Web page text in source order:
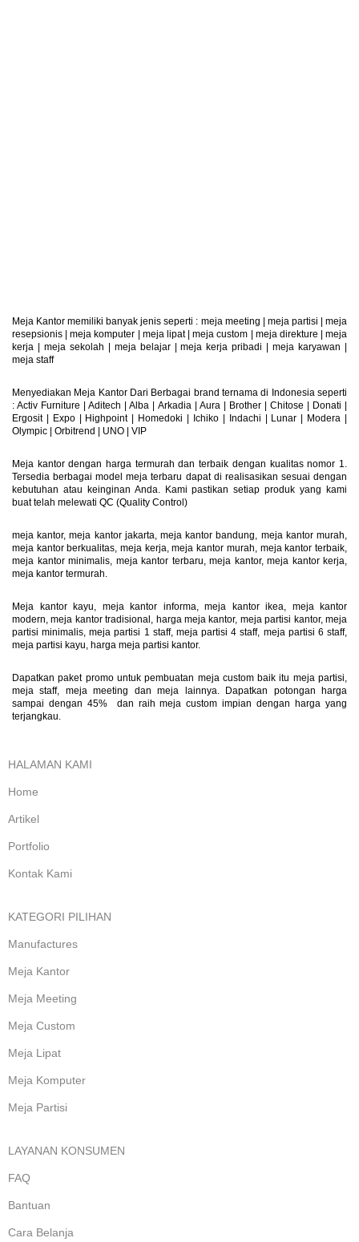
Meja Kantor memiliki banyak jenis seperti : meja meeting meja partisi |meja
resepsionis |meja komputer meja lipat|meja custom meja direkture |meja
kerja
meja sekolah meja belajar|meja kerja pribadi |meja karyawan
meja staff
Menyediakan Meja Kantor Dari Berbagai brand ternama di Indonesia seperti
: Activ Furniture |Aditech |Alba Arkadia| Aura| Brother| Chitose Donati
Ergosit| Expo| Highpoint| Homedoki Ichiko| Indachi Lunar Modera
Olympic
Orbitrend UNO VIP
Meja kantor dengan harga termurah dan terbaik dengan kualitas nomor 1.
Tersedia berbagai model meja terbaru dapat di realisasikan sesuai dengan
kebutuhan atau keinginan Anda. Kami pastikan setiap produk yang kami
buat telah melewati QC (Quality Control)
meja kantor, meja kantor jakarta, meja kantor bandung, meja kantor murah,
meja kantor berkualitas, meja kerja, meja kantor murah, meja kantor terbaik,
meja kantor minimalis, meja kantor terbaru, meja kantor, meja kantor kerja,
meja kantor termurah.
Meja kantor kayu, meja kantor informa, meja kantor ikea, meja kantor
modern, meja kantor tradisional, harga meja kantor, meja partisi kantor, meja
partisi minimalis, meja partisi 1 staff, meja partisi 4 staff, meja partisi 6 staff,
meja partisi kayu, harga meja partisi kantor.
Dapatkan paket promo untuk pembuatan meja custom baik itu meja partisi,
meja staff, meja meeting dan meja lainnya. Dapatkan potongan harga
sampai dengan 45% dan raih meja custom impian dengan harga yang
terjangkau.
HALAMAN KAMI
Home
Artikel
Portfolio
Kontak Kami
KATEGORI PILIHAN
Manufactures
Meja Kantor
Meja Meeting
Meja Custom
Meja Lipat
Meja Komputer
Meja Partisi
LAYANAN KONSUMEN
FAQ
Bantuan
Cara Belanja